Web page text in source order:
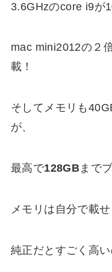
3.6GHzのcore i9が
mac mini2012の２
載！
そしてメモリも
が、
最高で128GB まで
メモリは自分で載せ
純正だとすごく高い